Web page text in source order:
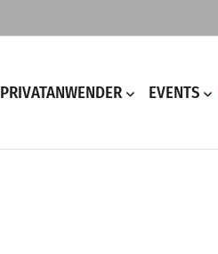
PRIVATANWENDER EVENTS